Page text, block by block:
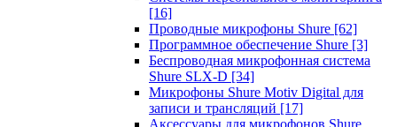
[16]
Проводные микрофоны Shure [62]
Программное обеспечение Shure [3]
Беспроводная микрофонная система
Shure SLX-D [34]
Микрофоны Shure Motiv Digital для
записи и трансляций [17]
Аксессуары для микрофонов Shure